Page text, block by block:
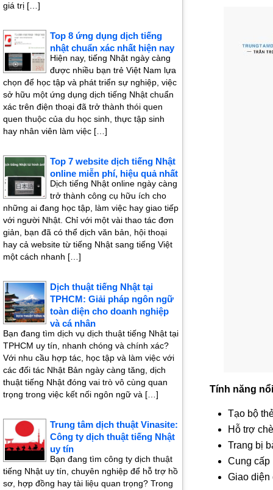
Tính năng
Tạo bộ
Hỗ trợ
Trang bị
Cung cấp
Giao
giá trị […]
Top 8 ứng dụng dịch tiếng
nhật chuẩn xác nhất hiện nay
Hiện nay, tiếng Nhật ngày càng
được nhiều bạn trẻ Việt Nam lựa
chọn để học tập và phát triển sự nghiệp, việc
sở hữu một ứng dụng dịch tiếng Nhật chuẩn
xác trên điện thoại đã trở thành thói quen
quen thuộc của du học sinh, thực tập sinh
hay nhân viên làm việc […]
Top 7 website dịch tiếng Nhật
online miễn phí, hiệu quả nhất
Dịch tiếng Nhật online ngày càng
trở thành công cụ hữu ích cho
những ai đang học tập, làm việc hay giao tiếp
với người Nhật. Chỉ với một vài thao tác đơn
giản, bạn đã có thể dịch văn bản, hội thoại
hay cả website từ tiếng Nhật sang tiếng Việt
một cách nhanh […]
Dịch thuật tiếng Nhật tại
TPHCM: Giải pháp ngôn ngữ
toàn diện cho doanh nghiệp
và cá nhân
Bạn đang tìm dịch vụ dịch thuật tiếng Nhật tại
TPHCM uy tín, nhanh chóng và chính xác?
Với nhu cầu hợp tác, học tập và làm việc với
các đối tác Nhật Bản ngày càng tăng, dịch
thuật tiếng Nhật đóng vai trò vô cùng quan
trọng trong việc kết nối ngôn ngữ và […]
Trung tâm dịch thuật Vinasite:
Công ty dịch thuật tiếng Nhật
uy tín
Bạn đang tìm công ty dịch thuật
tiếng Nhật uy tín, chuyên nghiệp để hỗ trợ hồ
sơ, hợp đồng hay tài liệu quan trọng? Trong